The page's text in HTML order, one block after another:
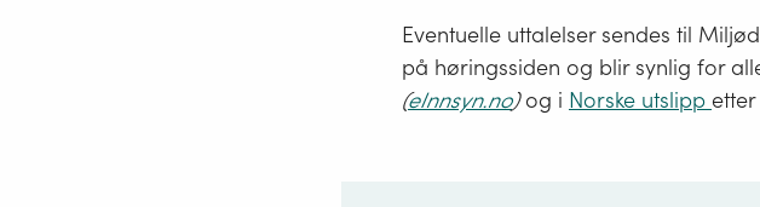
Eventuelle uttalelser sendes til
på høringssiden og blir synlig for
(eInnsyn.no)og i Norske utslipp